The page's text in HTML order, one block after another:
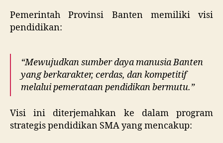
Pemerintah Provinsi Banten memiliki visi
pendidikan:
“Mewujudkan sumber daya manusia Banten
yang berkarakter, cerdas, dan kompetitif
melalui pemerataan pendidikan bermutu.”
Visi ini diterjemahkan ke dalam program
strategis pendidikan SMA yang mencakup: